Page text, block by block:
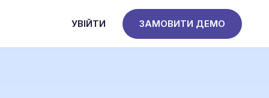
УВІЙТИ ЗАМОВИТИ ДЕМО